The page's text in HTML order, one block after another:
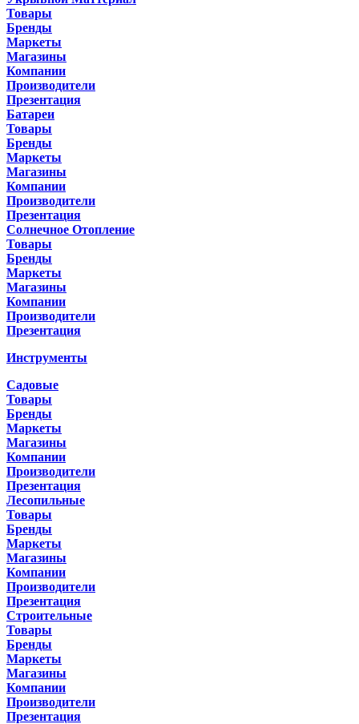
Товары
Бренды
Маркеты
Магазины
Компании
Производители
Презентация
Батареи
Товары
Бренды
Маркеты
Магазины
Компании
Производители
Презентация
Солнечное Отопление
Товары
Бренды
Маркеты
Магазины
Компании
Производители
Презентация
Инструменты
Садовые
Товары
Бренды
Маркеты
Магазины
Компании
Производители
Презентация
Лесопильные
Товары
Бренды
Маркеты
Магазины
Компании
Производители
Презентация
Строительные
Товары
Бренды
Маркеты
Магазины
Компании
Производители
Презентация